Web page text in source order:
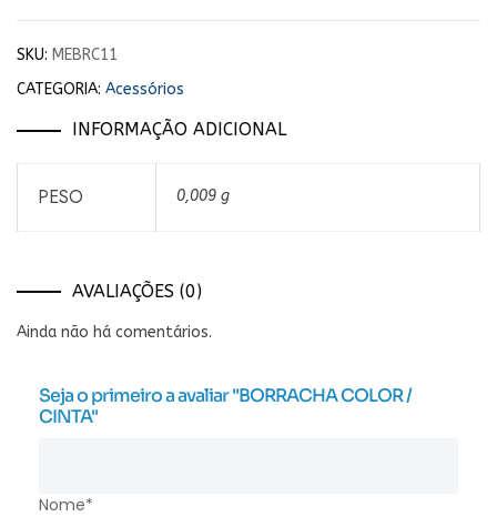
SKU: MEBRC11
CATEGORIA: Acessórios
INFORMAÇÃO ADICIONAL
PESO 0,009 g
AVALIAÇÕES (0)
Ainda não há comentários.
Seja o primeiro a avaliar "BORRACHA COLOR /
CINTA"
Nome*